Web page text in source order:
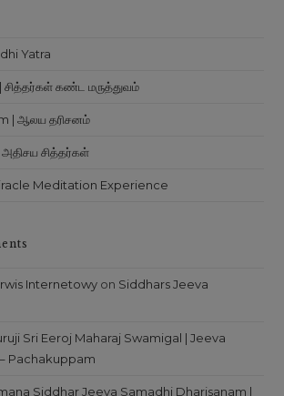
Yatra
கண்ட மருத்துவம்
| ஆலய தரிசனம்
சித்தர்கள்
Meditation Experience
Internetowy on Siddhars Jeeva
Sri Eeroj Maharaj Swamigal | Jeeva
Pachakuppam
Siddhar Jeeva Samadhi Dharisanam |